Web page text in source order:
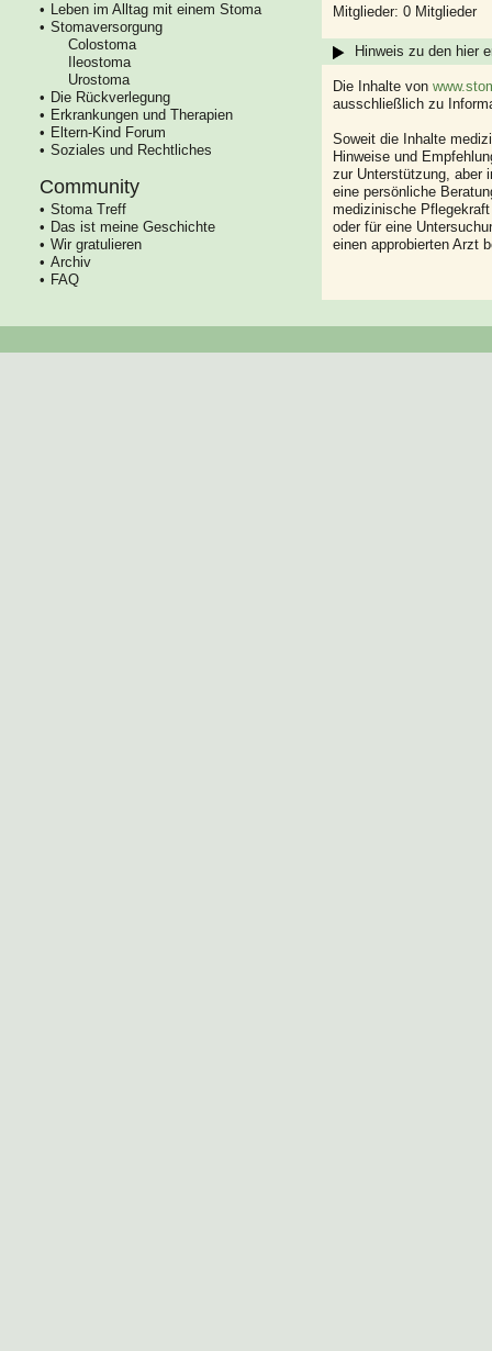
Leben im Alltag mit einem Stoma
Stomaversorgung
Colostoma
Ileostoma
Urostoma
Die Rückverlegung
Erkrankungen und Therapien
Eltern-Kind Forum
Soziales und Rechtliches
Community
Stoma Treff
Das ist meine Geschichte
Wir gratulieren
Archiv
FAQ
Mitglieder: 0 Mitglieder
Hinweis zu den hier
Die Inhalte von
ausschließlich zu
Soweit die Inhalte
Hinweise und
zur Unterstützung, aber
eine persönliche
medizinische
oder für eine
einen approbierten Arzt